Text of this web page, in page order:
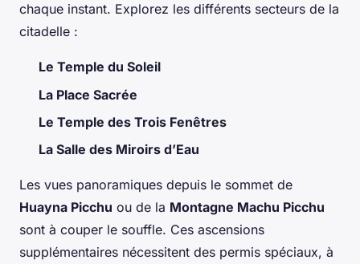
chaque instant. Explorez les différents secteurs de la
citadelle :
Le Temple du Soleil
La Place Sacrée
Le Temple des Trois Fenêtres
La Salle des Miroirs d’Eau
Les vues panoramiques depuis le sommet de
Huayna Picchu ou de la Montagne Machu Picchu
sont à couper le souffle. Ces ascensions
supplémentaires nécessitent des permis spéciaux, à